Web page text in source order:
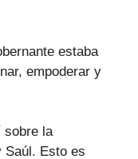
estaba
empoderar y
sobre la
Saúl. Esto es